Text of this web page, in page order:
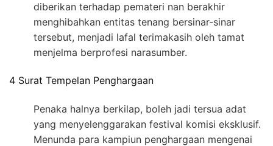
diberikan terhadap pemateri nan berakhir
menghibahkan entitas tenang bersinar-sinar
tersebut, menjadi lafal terimakasih oleh tamat
menjelma berprofesi narasumber.
4 Surat Tempelan Penghargaan
Penaka halnya berkilap, boleh jadi tersua adat
yang menyelenggarakan festival komisi eksklusif.
Menunda para kampiun penghargaan mengenai